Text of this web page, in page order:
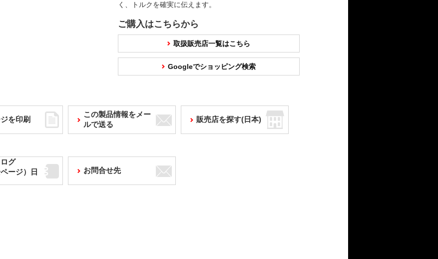
く、トルクを確実に伝えます。
ご購入はこちらから
取扱販売店一覧はこちら
Googleでショッピング検索
を印刷
この製品情報をメー
ルで送る
販売店を探す(日本)
グ
ージ）日
お問合せ先